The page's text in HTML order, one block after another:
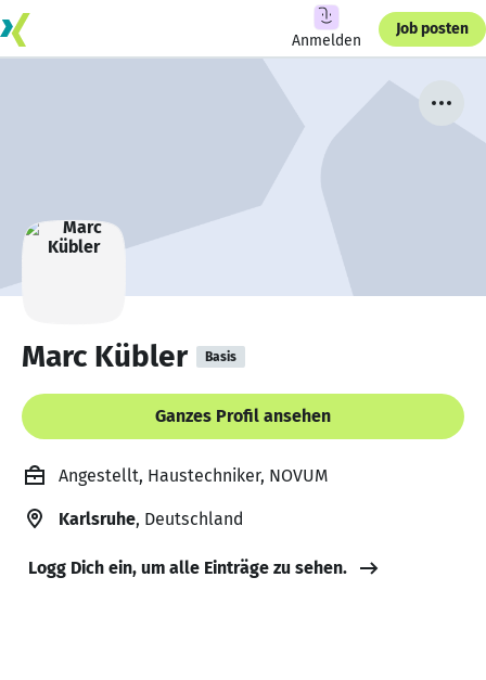
Anmelden
Job posten
Marc Kübler Basis
Ganzes Profil ansehen
Angestellt, Haustechniker, NOVUM
Karlsruhe, Deutschland
Logg Dich ein, um alle Einträge zu sehen.